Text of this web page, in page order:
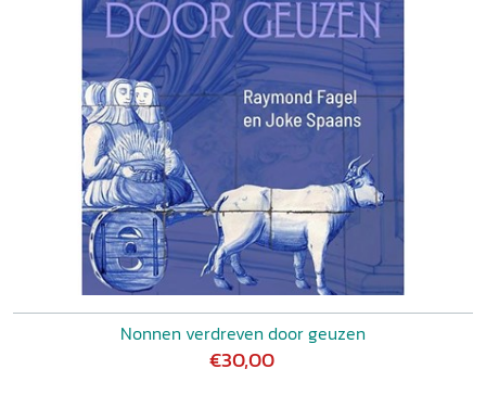
Nonnen verdreven door geuzen
€30,00